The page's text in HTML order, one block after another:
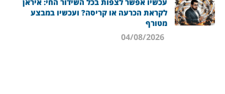
לקראת הכרעה או קריסה? ועכשיו במבצע
מטורף